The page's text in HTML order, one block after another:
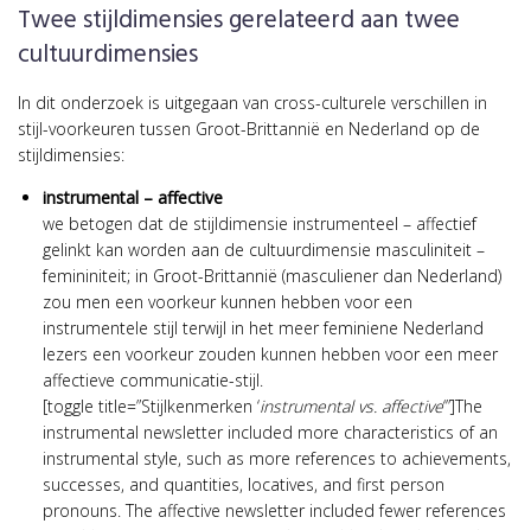
Twee stijldimensies gerelateerd aan twee
cultuurdimensies
In dit onderzoek is uitgegaan van cross-culturele verschillen in
stijl-voorkeuren tussen Groot-Brittannië en Nederland op de
stijldimensies:
instrumental – affective
we betogen dat de stijldimensie instrumenteel – affectief
gelinkt kan worden aan de cultuurdimensie masculiniteit –
femininiteit; in Groot-Brittannië (masculiener dan Nederland)
zou men een voorkeur kunnen hebben voor een
instrumentele stijl terwijl in het meer feminiene Nederland
lezers een voorkeur zouden kunnen hebben voor een meer
affectieve communicatie-stijl.
[toggle title=”Stijlkenmerken ‘instrumental vs. affective‘”]The
instrumental newsletter included more characteristics of an
instrumental style, such as more references to achievements,
successes, and quantities, locatives, and first person
pronouns. The affective newsletter included fewer references